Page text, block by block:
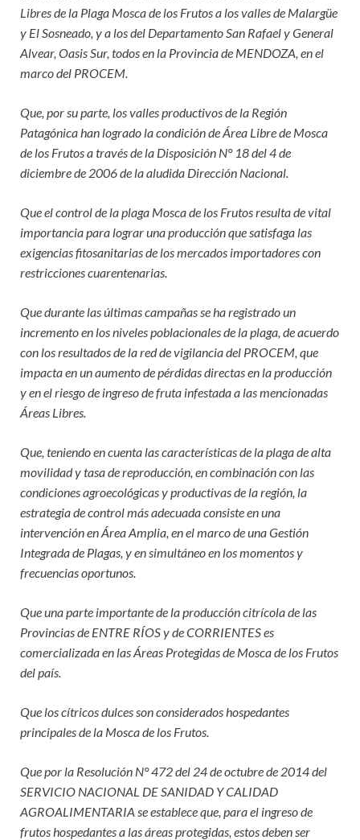
Libres de la Plaga Mosca de los Frutos a los valles de Malargüe
y El Sosneado, y a los del Departamento San Rafael y General
Alvear, Oasis Sur, todos en la Provincia de MENDOZA, en el
marco del PROCEM.
Que, por su parte, los valles productivos de la Región
Patagónica han logrado la condición de Área Libre de Mosca
de los Frutos a través de la Disposición N° 18 del 4 de
diciembre de 2006 de la aludida Dirección Nacional.
Que el control de la plaga Mosca de los Frutos resulta de vital
importancia para lograr una producción que satisfaga las
exigencias fitosanitarias de los mercados importadores con
restricciones cuarentenarias.
Que durante las últimas campañas se ha registrado un
incremento en los niveles poblacionales de la plaga, de acuerdo
con los resultados de la red de vigilancia del PROCEM, que
impacta en un aumento de pérdidas directas en la producción
y en el riesgo de ingreso de fruta infestada a las mencionadas
Áreas Libres.
Que, teniendo en cuenta las características de la plaga de alta
movilidad y tasa de reproducción, en combinación con las
condiciones agroecológicas y productivas de la región, la
estrategia de control más adecuada consiste en una
intervención en Área Amplia, en el marco de una Gestión
Integrada de Plagas, y en simultáneo en los momentos y
frecuencias oportunos.
Que una parte importante de la producción citrícola de las
Provincias de ENTRE RÍOS y de CORRIENTES es
comercializada en las Áreas Protegidas de Mosca de los Frutos
del país.
Que los cítricos dulces son considerados hospedantes
principales de la Mosca de los Frutos.
Que por la Resolución N° 472 del 24 de octubre de 2014 del
SERVICIO NACIONAL DE SANIDAD Y CALIDAD
AGROALIMENTARIA se establece que, para el ingreso de
frutos hospedantes a las áreas protegidas, estos deben ser